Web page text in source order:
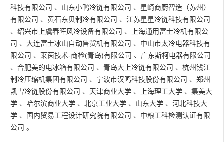
科技有限公司 、 山东小鸭冷链有限公司 、 星崎商厨智造（苏州）
有限公司 、 黄石东贝制冷有限公司 、 江苏星星冷链科技有限公司
、 绍兴市上虞春晖风冷设备有限公司 、
上海通用富士冷机有限公
司 、 大连富士冰山自动售货机有限公司 、 中山市太冷电器科技有
限公司 、 莱茵技术-商检(青岛)有限公司 、 广东斯柯电器有限公司
、 合肥美的电冰箱有限公司 、 青岛大上冷链有限公司 、 杭州钱江
制冷压缩机集团有限公司 、 宁波市汉鸣科技股份有限公司 、 郑州
凯雪冷链股份有限公司 、 天津商业大学 、 上海理工大学 、 集美大
学 、 哈尔滨商业大学 、 北京工业大学 、 山东大学 、 河北科技大
学 、 国内贸易工程设计研究院有限公司 、 中粮工科检测认证有限
公司 。